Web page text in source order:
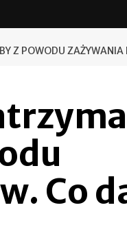
Z POWODU ZAŻYWANIA
Co